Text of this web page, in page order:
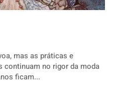
mas as práticas e
continuam no rigor da moda
ficam...